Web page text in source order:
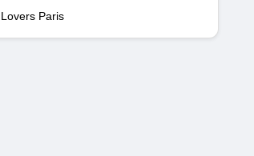
Lovers Paris